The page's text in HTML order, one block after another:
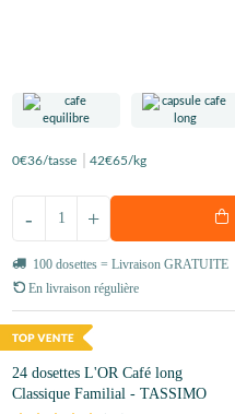
0€36/tasse 42€65/kg
+
-
100 dosettes = Livraison GRATUITE
En livraison régulière
24 dosettes L'OR Café long
Classique Familial - TASSIMO